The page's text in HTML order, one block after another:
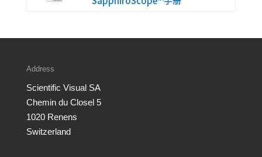
Address
Scientific Visual SA
Chemin du Closel 5
1020 Renens
Switzerland